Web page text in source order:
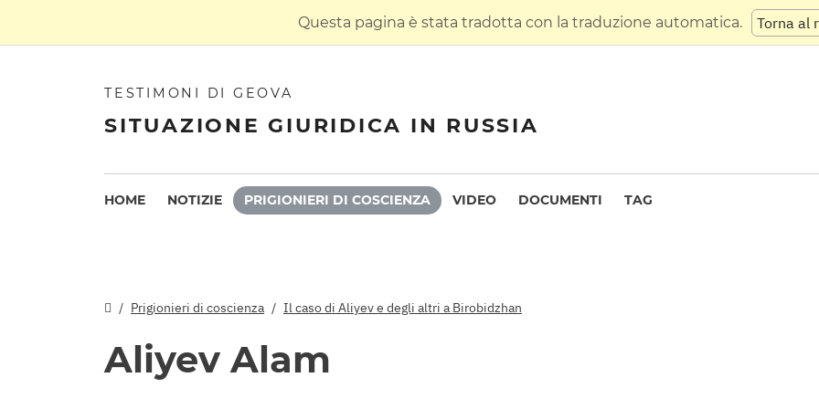
Questa pagina è stata tradotta con la traduzione automatica. Torna al
TESTIMONI DI GEOVA
SITUAZIONE GIURIDICA IN RUSSIA
HOME NOTIZIE PRIGIONIERI DI COSCIENZA VIDEO DOCUMENTI TAG
Prigionieri di coscienza Il caso di Aliyev e degli altri a Birobidzhan
Aliyev Alam